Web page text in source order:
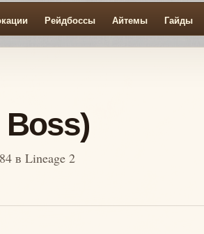
Рейдбоссы Айтемы Гайды
Boss)
в Lineage 2